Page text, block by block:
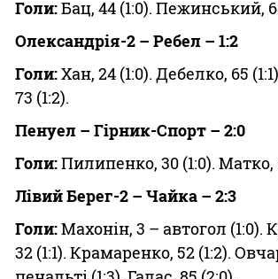
Голи:Бац, 44 (1:0). Пежинський,
Олександрія-2 – Ребел – 1:2
Голи:Хан, 24 (1:0). Дебелко, 65
73 (1:2).
Пенуел – Гірник-Спорт – 2:0
Голи:Пилипенко, 30 (1:0). Матко,
Лівий Берег-2 – Чайка – 2:3
Голи:Махонін, 3 – автогол (1:0).
32 (1:1). Крамаренко, 52 (1:2).